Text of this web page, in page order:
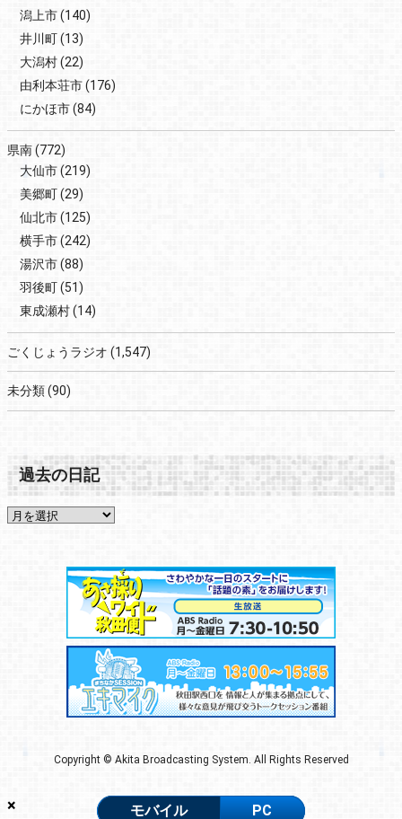
×
潟上市(140)
井川町(13)
大潟村(22)
由利本荘市(176)
にかほ市(84)
県南(772)
大仙市(219)
美郷町(29)
仙北市(125)
横手市(242)
湯沢市(88)
羽後町(51)
東成瀬村(14)
ごくじょうラジオ (1,547)
未分類(90)
過去の日記
Copyright © Akita Broadcasting System. All Rights Reserved
モバイル PC